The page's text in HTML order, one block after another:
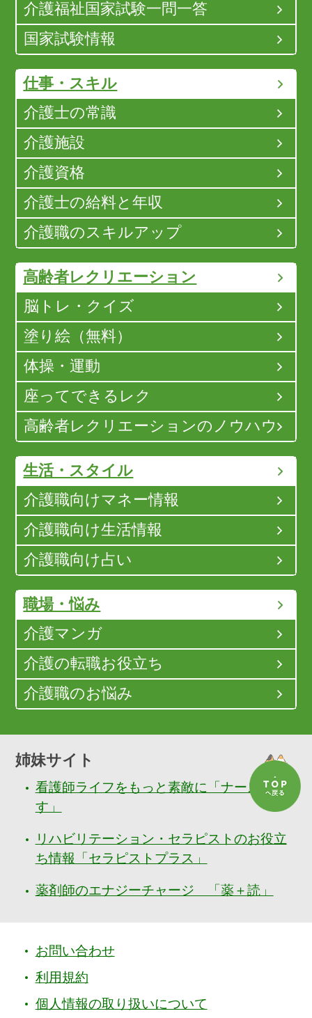
介護福祉国家試験一問一答
国家試験情報
仕事・スキル
介護士の常識
介護施設
介護資格
介護士の給料と年収
介護職のスキルアップ
高齢者レクリエーション
脳トレ・クイズ
塗り絵（無料）
体操・運動
座ってできるレク
高齢者レクリエーションのノウハウ
生活・スタイル
介護職向けマネー情報
介護職向け生活情報
介護職向け占い
職場・悩み
介護マンガ
介護の転職お役立ち
介護職のお悩み
姉妹サイト
看護師ライフをもっと素敵に「ナースぷら
す」
リハビリテーション・セラピストのお役立
ち情報「セラピストプラス」
薬剤師のエナジーチャージ 「薬＋読」
お問い合わせ
利用規約
個人情報の取り扱いについて